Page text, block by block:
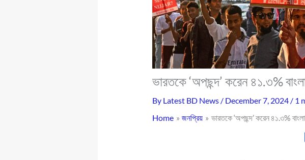
ভারতকে ‘অপছন্দ’ করেন ৪১.৩%
By Latest BD News / December 7, 2024 / 1
Home
জনপ্রিয় ভারতকে ‘অপছন্দ’ করেন ৪১.৩%